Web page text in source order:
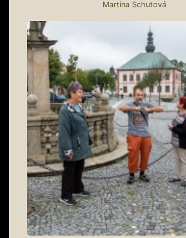
Martina Schutová